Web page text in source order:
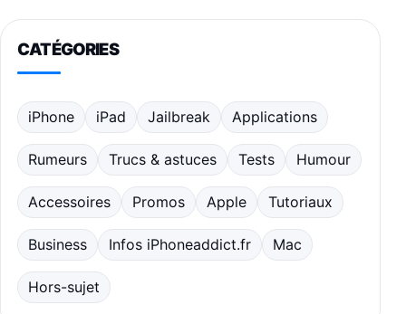
CATÉGORIES
iPhone iPad Jailbreak Applications
Rumeurs Trucs & astuces Tests Humour
Accessoires Promos Apple Tutoriaux
Business Infos iPhoneaddict.fr Mac
Hors-sujet